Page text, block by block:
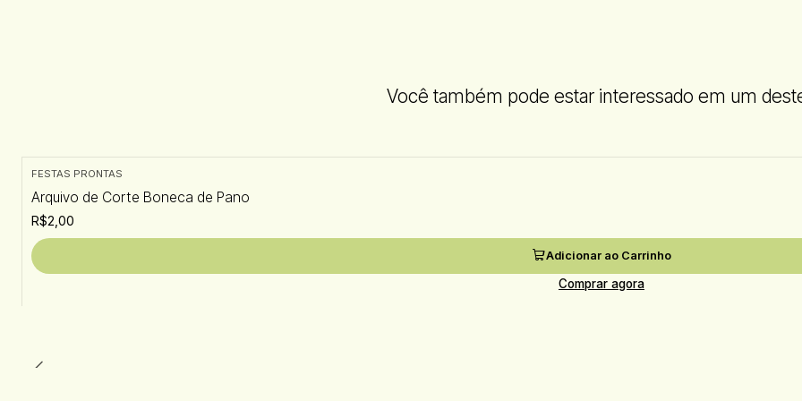
Você também pode estar interessado em um
FESTAS PRONTAS
Arquivo de Corte Boneca de Pano
R$2,00
Adicionar ao Carrinho
Comprar agora